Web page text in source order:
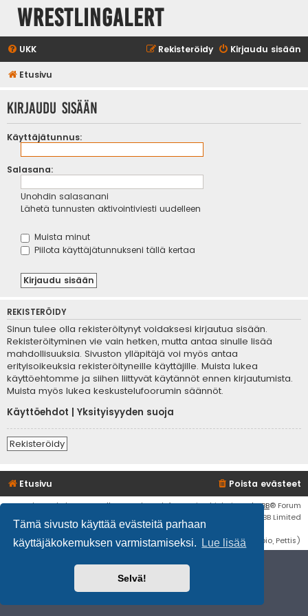
Tämä sivusto käyttää evästeitä parhaan
käyttäjäkokemuksen varmistamiseksi.
Lue lisää
Selvä!
WrestlingAlert
UKK Kirjaudu sisään
Rekisteröidy
Etusivu
Kirjaudu sisään
Käyttäjätunnus:
Salasana:
Unohdin salasanani
Lähetä tunnusten aktivointiviesti uudelleen
Muista minut
Piilota käyttäjätunnukseni tällä kertaa
REKISTERÖIDY
Sinun tulee olla rekisteröitynyt voidaksesi kirjautua sisään.
Rekisteröityminen vie vain hetken, mutta antaa sinulle lisää
mahdollisuuksia. Sivuston ylläpitäjä voi myös antaa
erityisoikeuksia rekisteröityneille käyttäjille. Muista lukea
käyttöehtomme ja siihen liittyvät käytännöt ennen kirjautumista.
Muista myös lukea keskustelufoorumin säännöt.
Käyttöehdot
Yksityisyyden suoja
Rekisteröidy
Etusivu Poista evästeet
Flat Style byIan Bradley• Keskustelufoorumin ohjelmistophpBB® Forum
Software © phpBB Limited
Käännös: phpBB Suomi (lurttinen, harritapio, Pettis)